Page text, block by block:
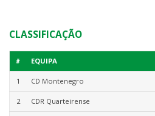
CLASSIFICAÇÃO
# EQUIPA
1 CD Montenegro
2 CDR Quarteirense